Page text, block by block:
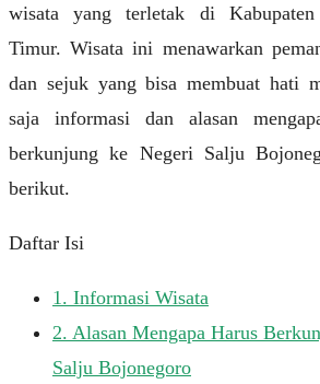
wisata yang terletak di Kabupaten
Timur. Wisata ini menawarkan
dan sejuk yang bisa membuat hati
saja informasi dan alasan
berkunjung ke Negeri Salju
berikut.
Daftar Isi
1. Informasi Wisata
2. Alasan Mengapa Harus
Salju Bojonegoro